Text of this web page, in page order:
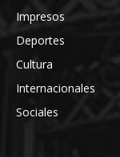
Impresos
Deportes
Cultura
Internacionales
Sociales